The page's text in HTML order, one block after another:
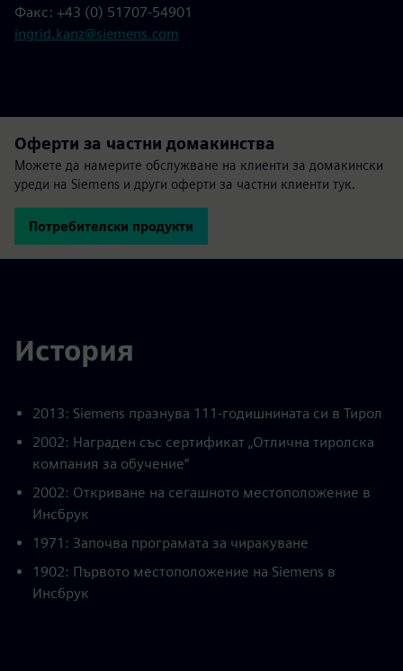
Факс: +43 (0) 51707-54901
ingrid.kanz@siemens.com
Оферти за частни домакинства
Можете да намерите обслужване на клиенти за домакински
уреди на Siemens и други оферти за частни клиенти тук.
Потребителски продукти
История
2013: Siemens празнува 111-годишнината си в Тирол
2002: Награден със сертификат „Отлична тиролска
компания за обучение“
2002: Откриване на сегашното местоположение в
Инсбрук
1971: Започва програмата за чиракуване
1902: Първото местоположение на Siemens в
Инсбрук